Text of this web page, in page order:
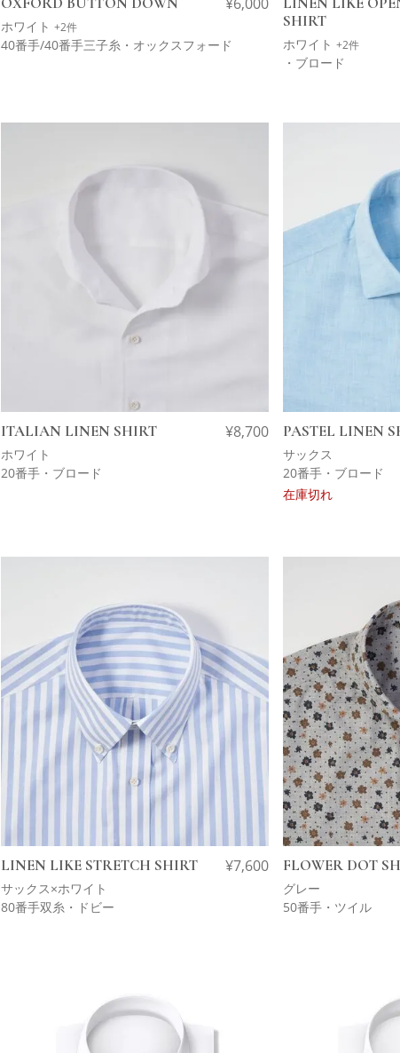
ホワイト+2件
40番手/40番手三子糸・オックスフォード
SHIRT
ホワイト +2件
・ブロード
ITALIAN LINEN SHIRT
ホワイト
¥8,700
20番手・ブロード
PASTEL LINEN
サックス
20番手・ブロード
在庫切れ
LINEN LIKE STRETCH SHIRT
サックス×ホワイト
¥7,600
80番手双糸・ドビー
FLOWER DOT
グレー
50番手・ツイル